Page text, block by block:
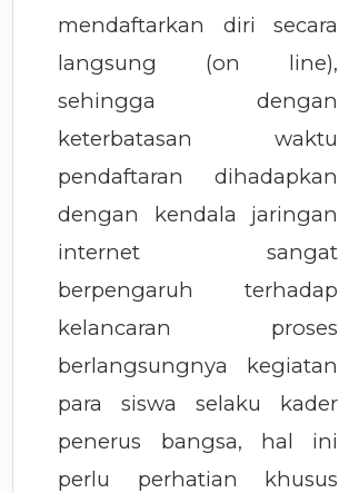
mendaftarkan diri secara
langsung (on line),
sehingga dengan
keterbatasan waktu
pendaftaran dihadapkan
dengan kendala jaringan
internet sangat
berpengaruh terhadap
kelancaran proses
berlangsungnya kegiatan
para siswa selaku kader
penerus bangsa, hal ini
perlu perhatian khusus